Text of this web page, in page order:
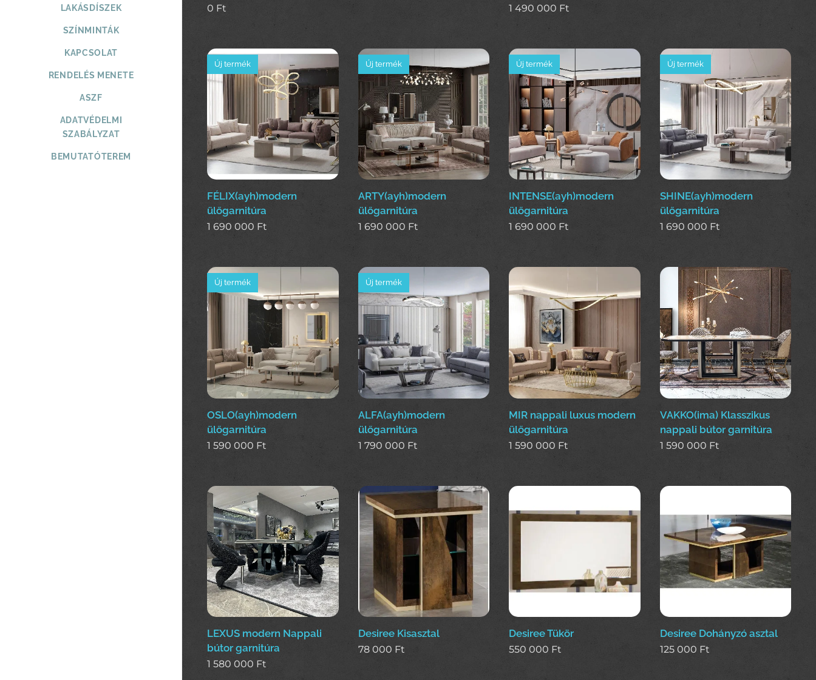
LAKÁSDÍSZEK
SZÍNMINTÁK
KAPCSOLAT
RENDELÉS MENETE
ASZF
ADATVÉDELMI
SZABÁLYZAT
BEMUTATÓTEREM
0 Ft 1 490 000 Ft
FÉLIX(ayh)modern
ülőgarnitúra
Új termék
1 690 000 Ft
ARTY(ayh)modern
ülőgarnitúra
Új termék
1 690 000 Ft
INTENSE(ayh)modern
ülőgarnitúra
Új termék
1 690 000 Ft
SHINE(ayh)modern
ülőgarnitúra
Új termék
1 690 000 Ft
OSLO(ayh)modern
ülőgarnitúra
Új termék
1 590 000 Ft
ALFA(ayh)modern
ülőgarnitúra
Új termék
1 790 000 Ft
MIR nappali luxus modern
ülőgarnitúra
1 590 000 Ft
VAKKO(ima) Klasszikus
nappali bútor garnitúra
1 590 000 Ft
LEXUS modern Nappali
bútor garnitúra
1 580 000 Ft
Desiree Kisasztal
78 000 Ft
Desiree Tükör
550 000 Ft
Desiree Dohányzó asztal
125 000 Ft